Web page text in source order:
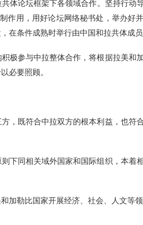
体论坛框架下各领域合作。坚持行动
作用，用好论坛网络秘书处，举办好
在条件成熟时举行由中国和拉共体成
极参与中拉整体合作，将根据拉美和
必要照顾。
，既符合中拉双方的根本利益，也符
下同相关域外国家和国际组织，本着
加勒比国家开展经济、社会、人文等领